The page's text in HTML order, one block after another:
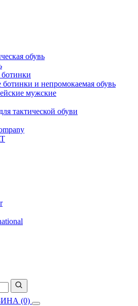
обувь
ботинки
и непромокаемая обувь
мужские
тактической обуви
(0)